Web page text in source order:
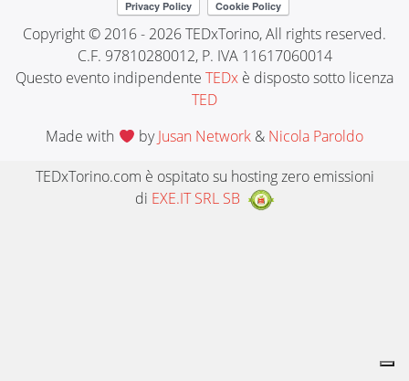
Copyright © 2016 - 2026 TEDxTorino, All rights reserved.
C.F. 97810280012, P. IVA 11617060014
Questo evento indipendente TEDx è disposto sotto licenza
TED
Made with
byJusan Network& Nicola Paroldo
TEDxTorino.com è ospitato su hosting zero emissioni
di EXE.IT SRL SB